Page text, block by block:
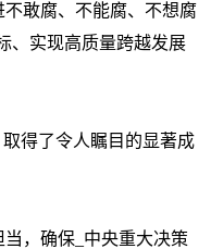
敢腐、不能腐、不想腐
、实现高质量跨越发展
得了令人瞩目的显著成
，确保_中央重大决策